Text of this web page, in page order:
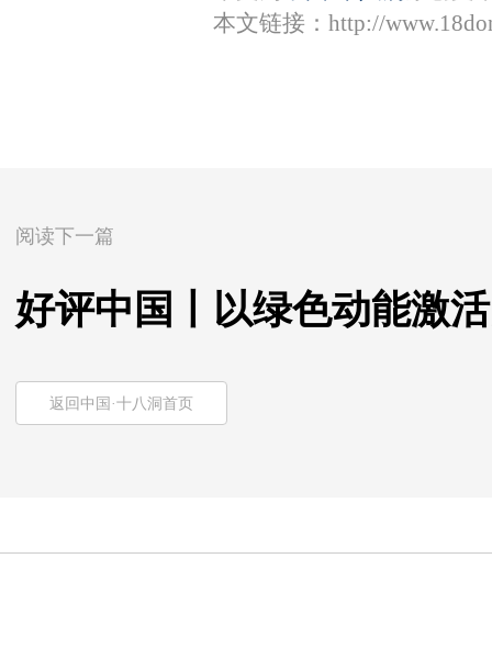
本文链接： http://
阅读下一篇
好评中国丨以绿色动能激
返回中国·十八洞首页